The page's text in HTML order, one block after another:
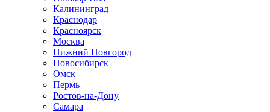
Калининград
Краснодар
Красноярск
Москва
Нижний Новгород
Новосибирск
Омск
Пермь
Ростов-на-Дону
Самара